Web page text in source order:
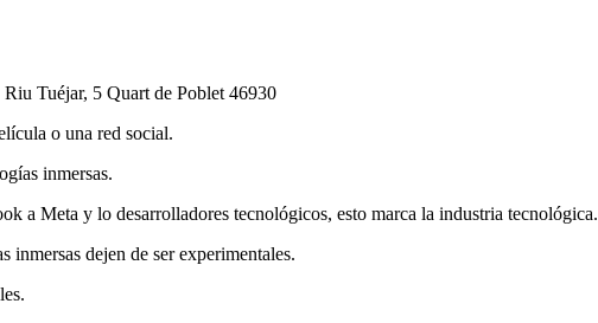
Riu Tuéjar, 5 Quart de Poblet 46930
o una red social.
inmersas.
a Meta y lo desarrolladores tecnológicos, esto marca la industria tecnológica.
inmersas dejen de ser experimentales.